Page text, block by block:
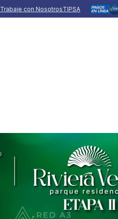
Trabaje con NosotrosTIPSA